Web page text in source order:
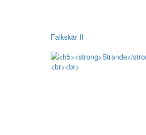
Falkskär II